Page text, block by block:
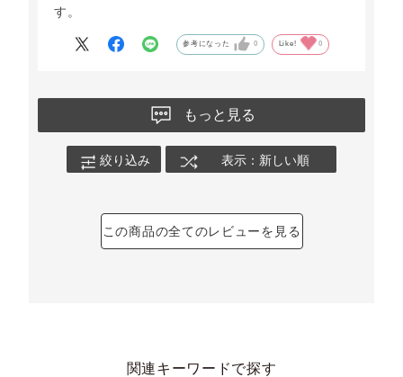
す。
参考になった 0 Like! 0
もっと見る
絞り込み 表示：新しい順
この商品の全てのレビューを見る
関連キーワードで探す